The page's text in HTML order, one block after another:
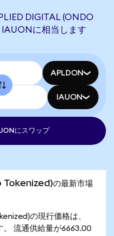
DIGITAL (ONDO
に相当します
APLDON
IAUON
にスワップ
の最新市場
の現行価格は、
。 流通供給量が6663.00